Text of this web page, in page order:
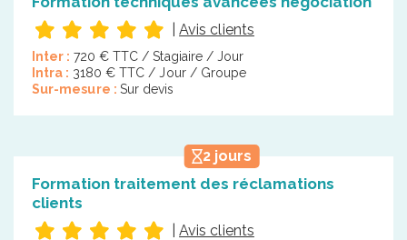
Avis clients
Inter : 720 € TTC / Stagiaire / Jour
Intra : 3180 € TTC / Jour / Groupe
Sur-mesure : Sur devis
2 jours
Formation traitement des réclamations
clients
Avis clients